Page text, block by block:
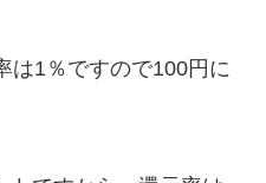
は1％ですので100円に